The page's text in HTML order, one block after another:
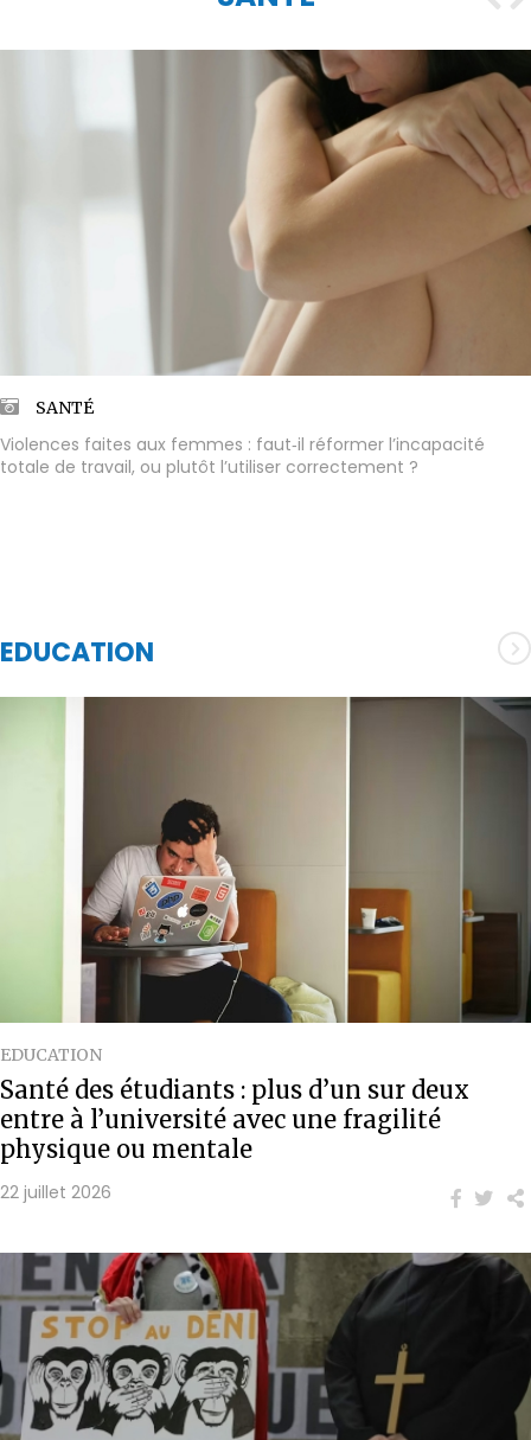
SANTÉ
Violences faites aux femmes : faut‑il réformer l’incapacité
totale de travail, ou plutôt l’utiliser correctement ?
EDUCATION
EDUCATION
Santé des étudiants : plus d’un sur deux
entre à l’université avec une fragilité
physique ou mentale
22 juillet 2026